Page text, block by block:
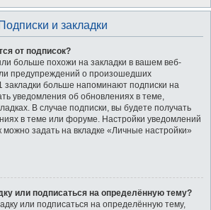
Подписки и закладки
от подписок?
больше похожи на закладки в вашем веб-
предупреждений о произошедших
закладки больше напоминают подписки на
уведомления об обновлениях в теме,
В случае подписки, вы будете получать
в теме или форуме. Настройки уведомлений
можно задать на вкладке «Личные настройки»
или подписаться на определённую тему?
или подписаться на определённую тему,